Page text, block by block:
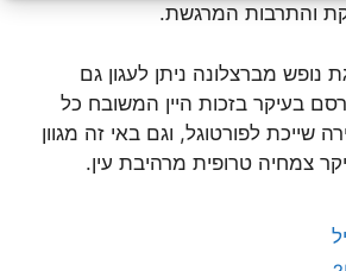
והתרבות המרגשת.
נופש מברצלונה ניתן לעגון גם
בעיקר בזכות היין המשובח כל
שייכת לפורטוגל, וגם באי זה מגוון
צמחיה טרופית מרהיבת עין.